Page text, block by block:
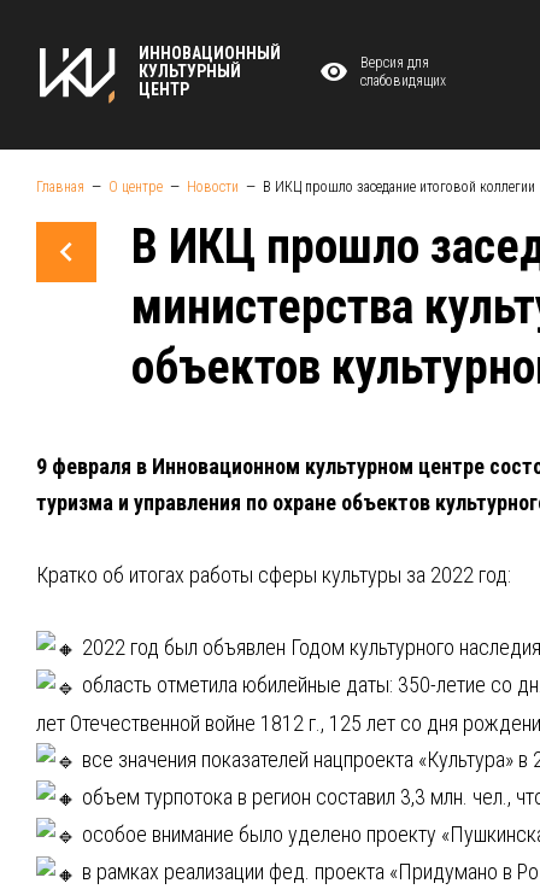
ИННОВАЦИОННЫЙ
КУЛЬТУРНЫЙ
ЦЕНТР
Версия для
слабовидящих
Главная О центре Новости В ИКЦ прошло заседание итоговой коллегии
В ИКЦ прошло
министерства
объектов
9 февраля в Инновационном культурном центре
туризма и управления по охране объектов
Кратко об итогах работы сферы культуры за 2022 год:
2022 год был объявлен Годом культурного
область отметила юбилейные даты: 350-летие со
лет Отечественной войне 1812 г., 125 лет со дня
все значения показателей нацпроекта «Культура»
объем турпотока в регион составил 3,3 млн. чел.,
особое внимание было уделено проекту
в рамках реализации фед. проекта «Придумано в